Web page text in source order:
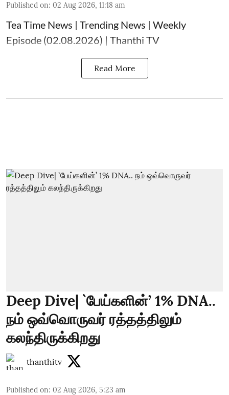
Published on: 02 Aug 2026, 11:18 am
Tea Time News | Trending News | Weekly
Episode (02.08.2026) | Thanthi TV
Read More
Deep Dive| `பேய்களின்’ 1% DNA..
நம் ஒவ்வொருவர் ரத்தத்திலும்
கலந்திருக்கிறது
thanthitv
Published on: 02 Aug 2026, 5:23 am